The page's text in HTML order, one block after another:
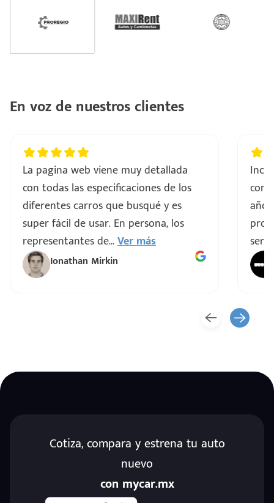
En voz de nuestros clientes
La pagina web viene muy detallada
con todas las especificaciones de los
diferentes carros que busqué y es
super fácil de usar. En persona, los
representantes de...Ver más
Ionathan Mirkin
Cotiza, compara y estrena tu auto
nuevo
con mycar.mx